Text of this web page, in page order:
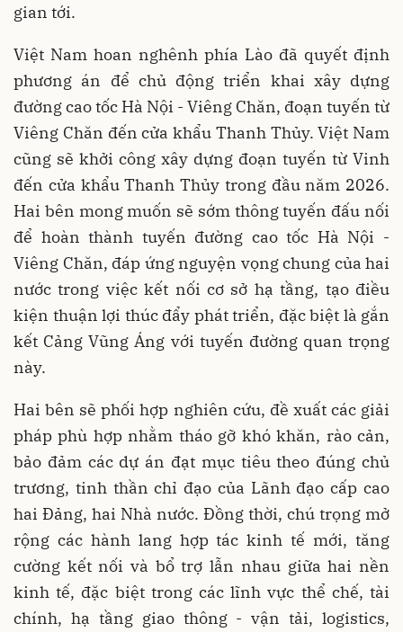
gian tới.
Việt Nam hoan nghênh phía Lào đã quyết định
phương án để chủ động triển khai xây dựng
đường cao tốc Hà Nội - Viêng Chăn, đoạn tuyến từ
Viêng Chăn đến cửa khẩu Thanh Thủy. Việt Nam
cũng sẽ khởi công xây dựng đoạn tuyến từ Vinh
đến cửa khẩu Thanh Thủy trong đầu năm 2026.
Hai bên mong muốn sẽ sớm thông tuyến đấu nối
để hoàn thành tuyến đường cao tốc Hà Nội -
Viêng Chăn, đáp ứng nguyện vọng chung của hai
nước trong việc kết nối cơ sở hạ tầng, tạo điều
kiện thuận lợi thúc đẩy phát triển, đặc biệt là gắn
kết Cảng Vũng Áng với tuyến đường quan trọng
này.
Hai bên sẽ phối hợp nghiên cứu, đề xuất các giải
pháp phù hợp nhằm tháo gỡ khó khăn, rào cản,
bảo đảm các dự án đạt mục tiêu theo đúng chủ
trương, tinh thần chỉ đạo của Lãnh đạo cấp cao
hai Đảng, hai Nhà nước. Đồng thời, chú trọng mở
rộng các hành lang hợp tác kinh tế mới, tăng
cường kết nối và bổ trợ lẫn nhau giữa hai nền
kinh tế, đặc biệt trong các lĩnh vực thể chế, tài
chính, hạ tầng giao thông - vận tải, logistics,